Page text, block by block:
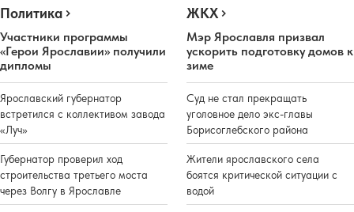
Политика
Участники программы
«Герои Ярославии» получили
дипломы
Ярославский губернатор
встретился с коллективом завода
«Луч»
Губернатор проверил ход
строительства третьего моста
через Волгу в Ярославле
ЖКХ
Мэр Ярославля призвал
ускорить подготовку домов к
зиме
Суд не стал прекращать
уголовное дело экс-главы
Борисоглебского района
Жители ярославского села
боятся критической ситуации с
водой